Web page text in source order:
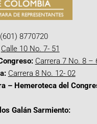
8770720
Calle 10 No. 7- 51
Carrera 7 No. 8 –
Carrera 8 No. 12- 02
– Hemeroteca del
Galán Sarmiento: